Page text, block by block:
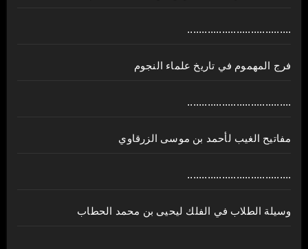
....................................
فرج المهموم في تاريخ علماء النجوم
....................................
مفاتيح الغيب لأحمد بن موسى الزرقاوي
....................................
وسيلة الطلاب في الفلك ليحيى بن محمد الحطاب